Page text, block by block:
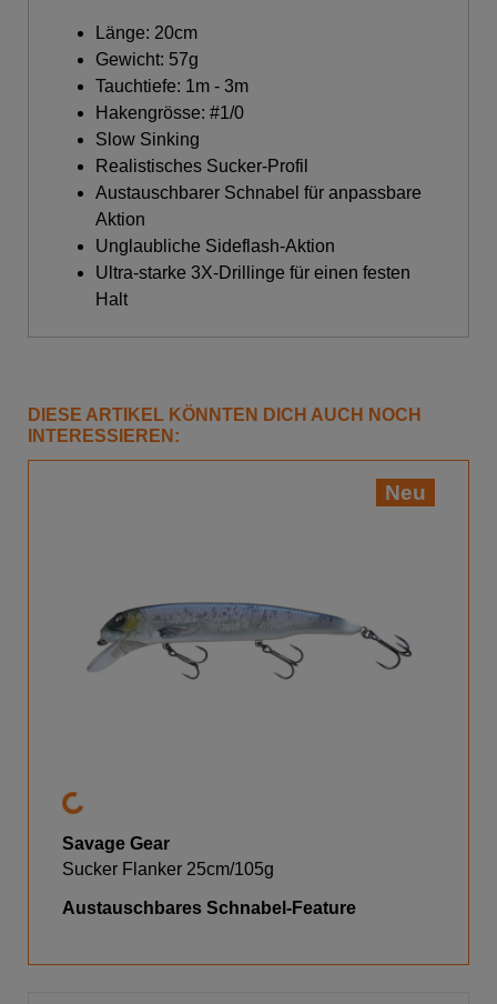
Länge: 20cm
Gewicht: 57g
Tauchtiefe: 1m - 3m
Hakengrösse: #1/0
Slow Sinking
Realistisches Sucker-Profil
Austauschbarer Schnabel für anpassbare
Aktion
Unglaubliche Sideflash-Aktion
Ultra-starke 3X-Drillinge für einen festen
Halt
DIESE ARTIKEL KÖNNTEN DICH AUCH NOCH
INTERESSIEREN:
Neu
Savage Gear
Sucker Flanker 25cm/105g
Austauschbares Schnabel-Feature